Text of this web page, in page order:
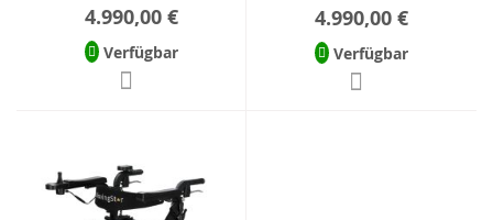
4.990,00 €
Verfügbar
4.990,00 €
Verfügbar